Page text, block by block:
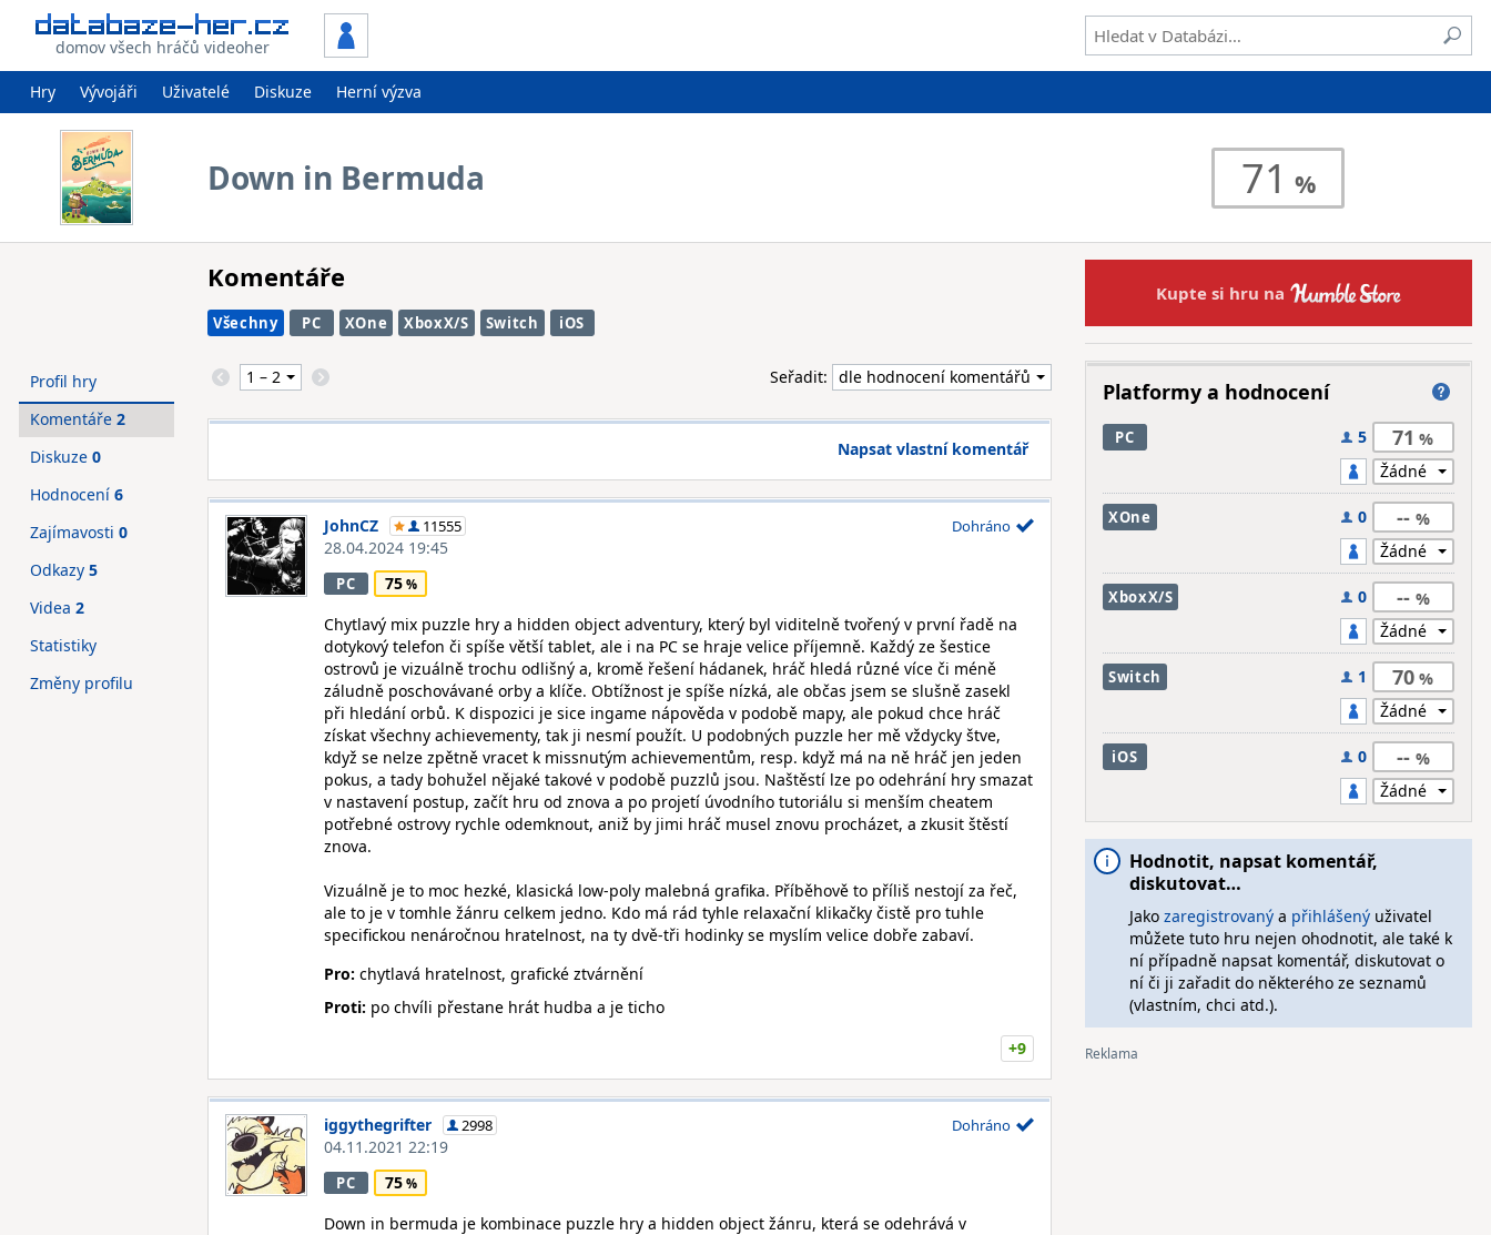
domov všech hráčů videoher
Hry Vývojáři Uživatelé Diskuze Herní výzva
Down in Bermuda 71
Komentáře
Všechny PC XOne XboxX/S Switch iOS
Seřadit:
Napsat vlastní komentář
JohnCZ 11555
28.04.2024 19:45
Dohráno
PC
75
Chytlavý mix puzzle hry a hidden object adventury, který byl viditelně tvořený v první řadě na
dotykový telefon či spíše větší tablet, ale i na PC se hraje velice příjemně. Každý ze šestice
ostrovů je vizuálně trochu odlišný a, kromě řešení hádanek, hráč hledá různé více či méně
záludně poschovávané orby a klíče. Obtížnost je spíše nízká, ale občas jsem se slušně zasekl
při hledání orbů. K dispozici je sice ingame nápověda v podobě mapy, ale pokud chce hráč
získat všechny achievementy, tak ji nesmí použít. U podobných puzzle her mě vždycky štve,
když se nelze zpětně vracet k missnutým achievementům, resp. když má na ně hráč jen jeden
pokus, a tady bohužel nějaké takové v podobě puzzlů jsou. Naštěstí lze po odehrání hry smazat
v nastavení postup, začít hru od znova a po projetí úvodního tutoriálu si menším cheatem
potřebné ostrovy rychle odemknout, aniž by jimi hráč musel znovu procházet, a zkusit štěstí
znova.
Vizuálně je to moc hezké, klasická low-poly malebná grafika. Příběhově to příliš nestojí za řeč,
ale to je v tomhle žánru celkem jedno. Kdo má rád tyhle relaxační klikačky čistě pro tuhle
specifickou nenáročnou hratelnost, na ty dvě-tři hodinky se myslím velice dobře zabaví.
Pro: chytlavá hratelnost, grafické ztvárnění
Proti: po chvíli přestane hrát hudba a je ticho
+9
iggythegrifter 2998
04.11.2021 22:19
Dohráno
PC
75
Down in bermuda je kombinace puzzle hry a hidden object žánru, která se odehrává v
Profil hry
Komentáře 2
Diskuze 0
Hodnocení 6
Zajímavosti 0
Odkazy 5
Videa 2
Statistiky
Změny profilu
Kupte si hru na
Platformy a hodnocení
PC 5 71
XOne 0 --
XboxX/S 0 --
Switch 1 70
iOS 0 --
Hodnotit, napsat komentář,
diskutovat…
Jako zaregistrovanýa přihlášenýuživatel
můžete tuto hru nejen ohodnotit, ale také k
ní případně napsat komentář, diskutovat o
ní či ji zařadit do některého ze seznamů
(vlastním, chci atd.).